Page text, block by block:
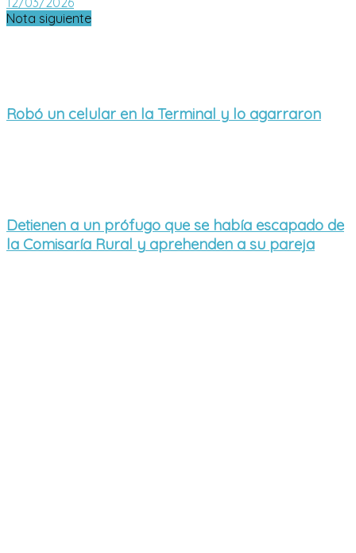
Nota siguiente
Robó un celular en la Terminal y lo agarraron
Detienen a un prófugo que se había escapado de
la Comisaría Rural y aprehenden a su pareja